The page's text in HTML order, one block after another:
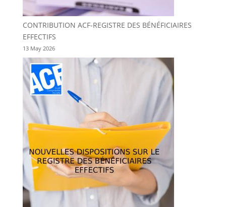
CONTRIBUTION ACF-REGISTRE DES BÉNÉFICIAIRES
EFFECTIFS
13 May 2026